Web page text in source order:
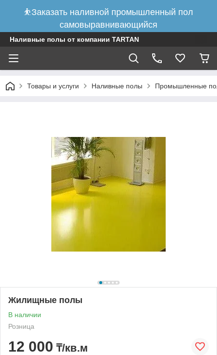
⛹Заказать наливной промышленный пол
самовыравнивающийся
Наливные полы от компании TARTAN
Товары и услуги Наливные полы Промышленные
Жилищные полы
В наличии
Розница
12 000 ₸/кв.м